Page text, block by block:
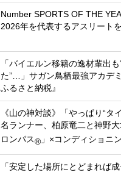
Number SPORTS OF THE
2026年を代表するアスリート
「バイエルン移籍の逸材輩出
た”…」サガン鳥栖最強アカデ
ふるさと納税』
《山の神対談》「やっぱり“タ
名ランナー、柏原竜二と神野
ロンパス® 」×コンディショニ
「安定した場所にとどまれば